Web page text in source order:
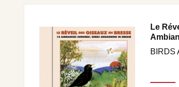
Le
BIRDS